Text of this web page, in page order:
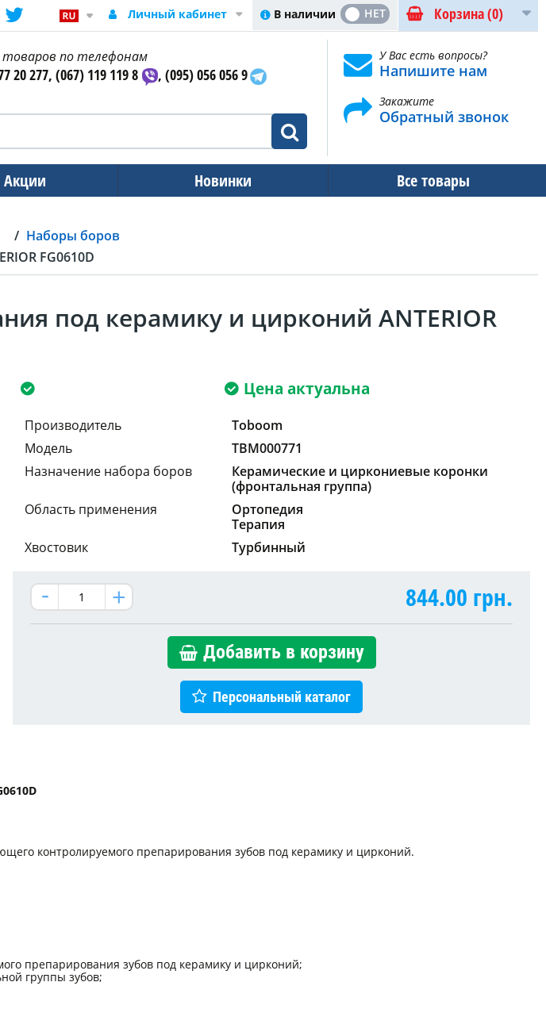
Корзина(0)
В наличии
ДА НЕТ
Личный кабинет
товаров по телефонам
20 277, (067) 119 119 8 , (095) 056 056 9
У Вас есть вопросы?
Напишите нам
Закажите
Обратный звонок
Акции Новинки Все товары
Наборы боров
FG0610D
под керамику и цирконий ANTERIOR
Цена актуальна
Производитель
Toboom
Модель
TBM000771
Назначение набора боров
Керамические и циркониевые коронки
(фронтальная группа)
Область применения
Ортопедия
Терапия
Хвостовик
Турбинный
844.00 грн.
Добавить в корзину
Персональный каталог
контролируемого препарирования зубов под керамику и цирконий.
препарирования зубов под керамику и цирконий;
группы зубов;